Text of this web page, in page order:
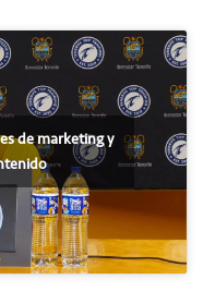
de marketing y